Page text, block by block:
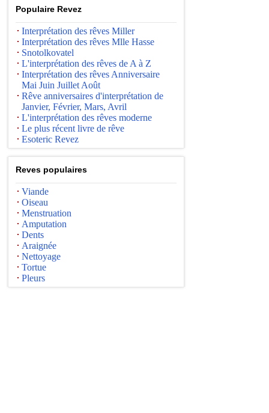
Populaire Revez
Interprétation des rêves Miller
Interprétation des rêves Mlle Hasse
Snotolkovatel
L'interprétation des rêves de A à Z
Interprétation des rêves Anniversaire
Mai Juin Juillet Août
Rêve anniversaires d'interprétation de
Janvier, Février, Mars, Avril
L'interprétation des rêves moderne
Le plus récent livre de rêve
Esoteric Revez
Reves populaires
Viande
Oiseau
Menstruation
Amputation
Dents
Araignée
Nettoyage
Tortue
Pleurs